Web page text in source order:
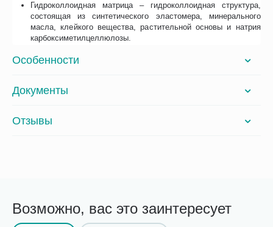
Гидроколлоидная матрица – гидроколлоидная структура,
состоящая из синтетического эластомера, минерального
масла, клейкого вещества, растительной основы и натрия
карбоксиметилцеллюлозы.
Особенности
Документы
Отзывы
Возможно, вас это заинтересует